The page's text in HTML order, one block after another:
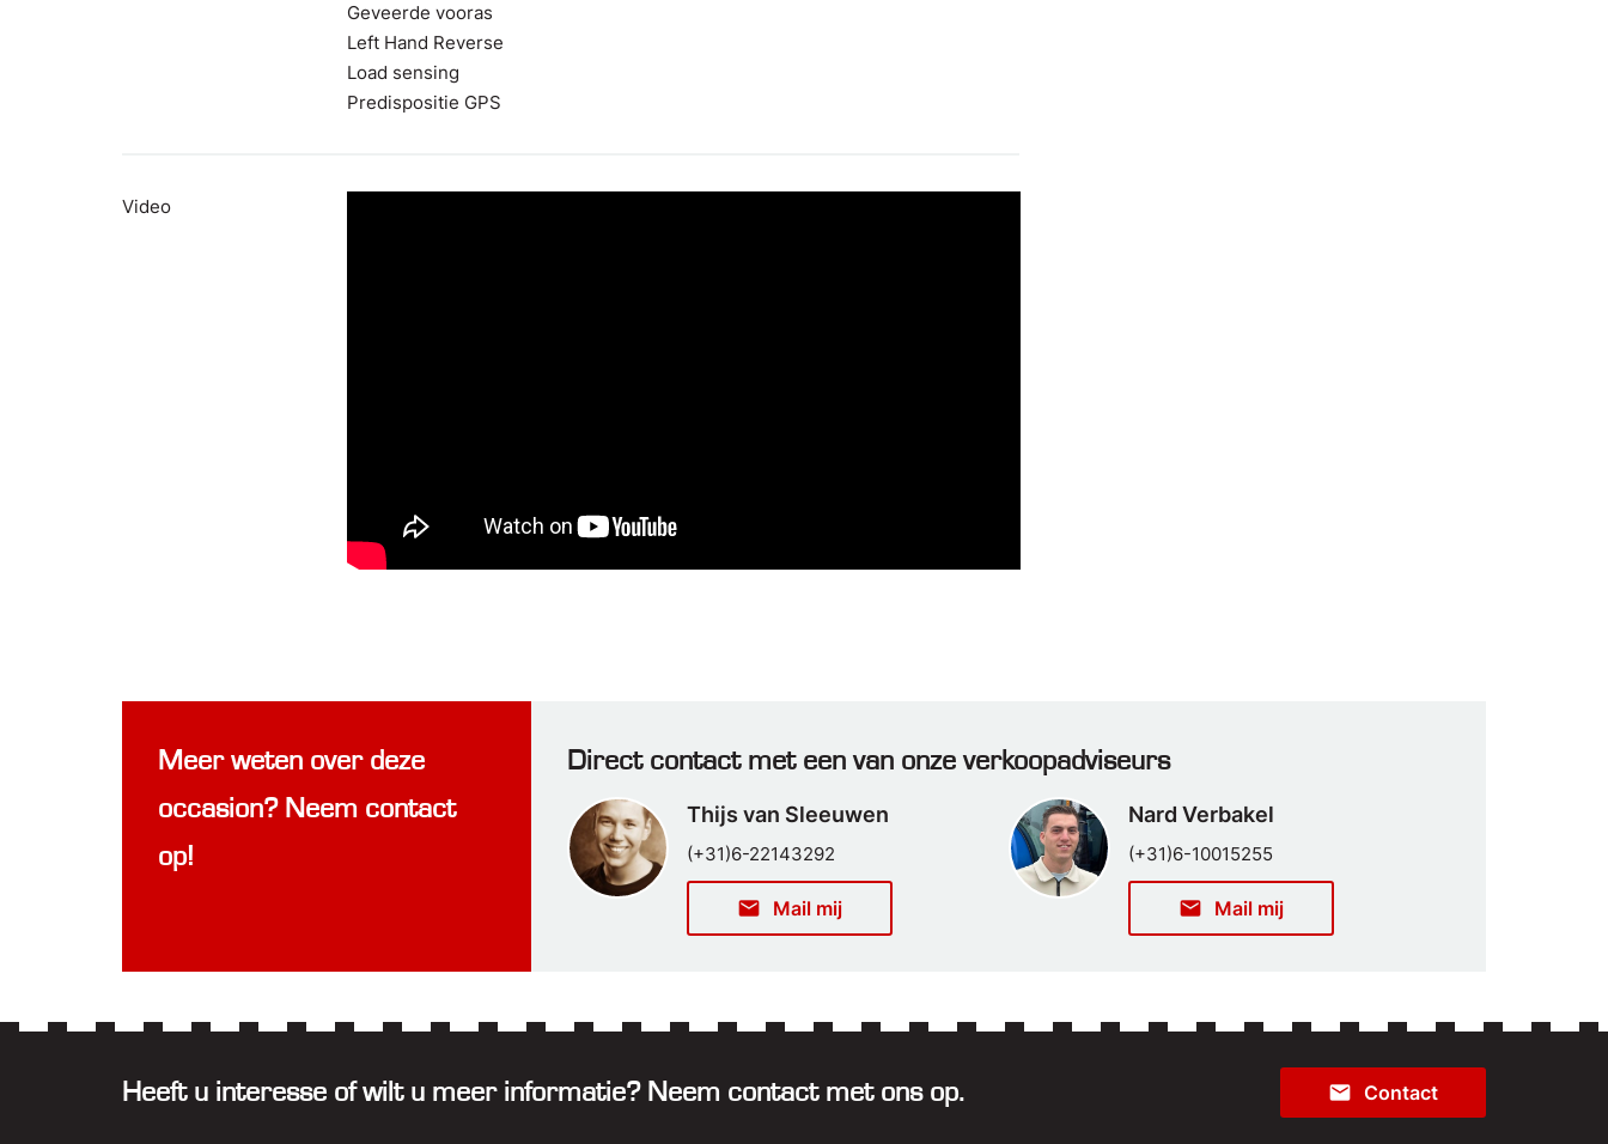
Geveerde vooras
Left Hand Reverse
Load sensing
Predispositie GPS
Video
Meer weten over deze
occasion? Neem contact
op!
Direct contact met een van onze verkoopadviseurs
Thijs van Sleeuwen
(+31)6-22143292
email Mail mij
Nard Verbakel
(+31)6-10015255
email Mail mij
Heeft u interesse of wilt u meer informatie? Neem contact met ons op. email Contact